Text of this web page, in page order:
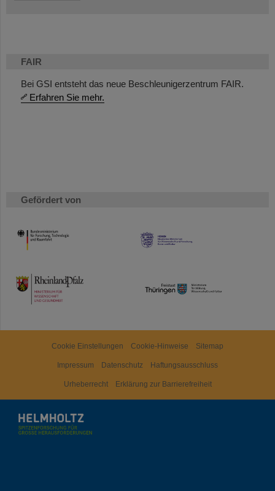
FAIR
Bei GSI entsteht das neue Beschleunigerzentrum FAIR.
Erfahren Sie mehr.
Gefördert von
HMWK
TMWWDG
Cookie Einstellungen Cookie-Hinweise Sitemap
Impressum Datenschutz Haftungsausschluss
Urheberrecht Erklärung zur Barrierefreiheit